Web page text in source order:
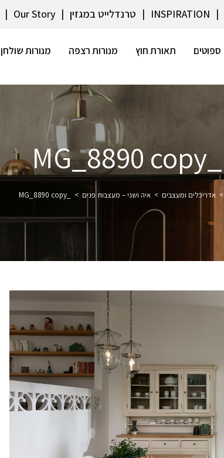
INSPIRATION טרנדלייט במגזין Our Story
ספוטים תאורת חוץ מנורות רצפה מנורות שולחן
_MG_8890 copy
> אדריכלים ומעצבים > איה ושני – מעצבות פנים >